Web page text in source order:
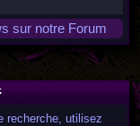
sur notre Forum
recherche, utilisez